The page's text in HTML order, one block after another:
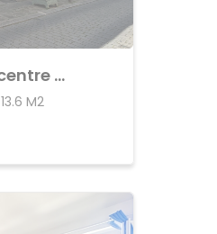
Achat Appartement centre ville
13.6 M2